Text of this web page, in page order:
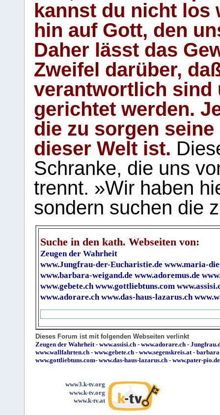
kannst du nicht los
hin auf Gott, den
Daher lässt das
Zweifel darüber,
verantwortlich sind
gerichtet werden.
die zu sorgen
dieser Welt ist.
Schranke, die uns
trennt. »Wir haben
sondern suchen die
Suche in den kath. Webseiten von:
Zeugen der Wahrheit
www.Jungfrau-der-Eucharistie.de www.maria-
www.barbara-weigand.de www.adoremus.de
www.gebete.ch www.gottliebtuns.com
www.adorare.ch www.das-haus-lazarus.ch
Dieses Forum ist mit folgenden Webseiten verlinkt
Zeugen der Wahrheit- www.assisi.ch - www.adorare.ch -
www.wallfahrten.ch - www.gebete.ch - www.segenskreis.at-
www.gottliebtuns.com- www.das-haus-lazarus.ch - www.pater-pio.de
www3.k-tv.org
www.k-tv.org
www.k-tv.at